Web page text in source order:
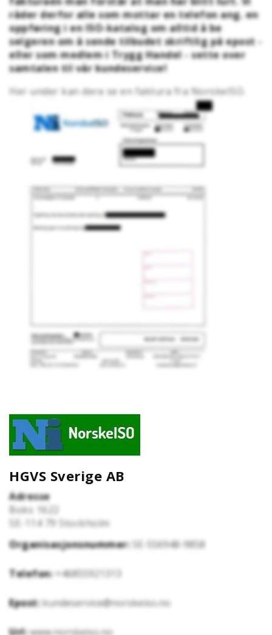
råder derfor alle som mottar en telefon ang. en
oppføring i en ISO-katalog om alltid å be
selgeren om å sende tilbudet skriftlig på epost -
eller som medlem i Trygg Handel - sette over
samtalen til vår kundeservice!
Her under kan dere se en faktura fra NorskeISO.
HGVS Sverige AB
Adresse
Boks 1622
SE-114 79 Stockholm
Organisasjonsnummer: SE-556948-9858
Telefon: +46855921313
Epost:kundeservice@norskeiso.no
Url:www.norskeiso.no